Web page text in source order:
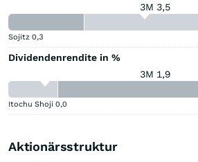
3M 3,5
Sojitz 0,3
Dividendenrendite in %
3M 1,9
Itochu Shoji 0,0
Aktionärsstruktur